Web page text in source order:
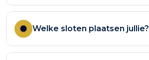
Welke sloten plaatsen jullie?